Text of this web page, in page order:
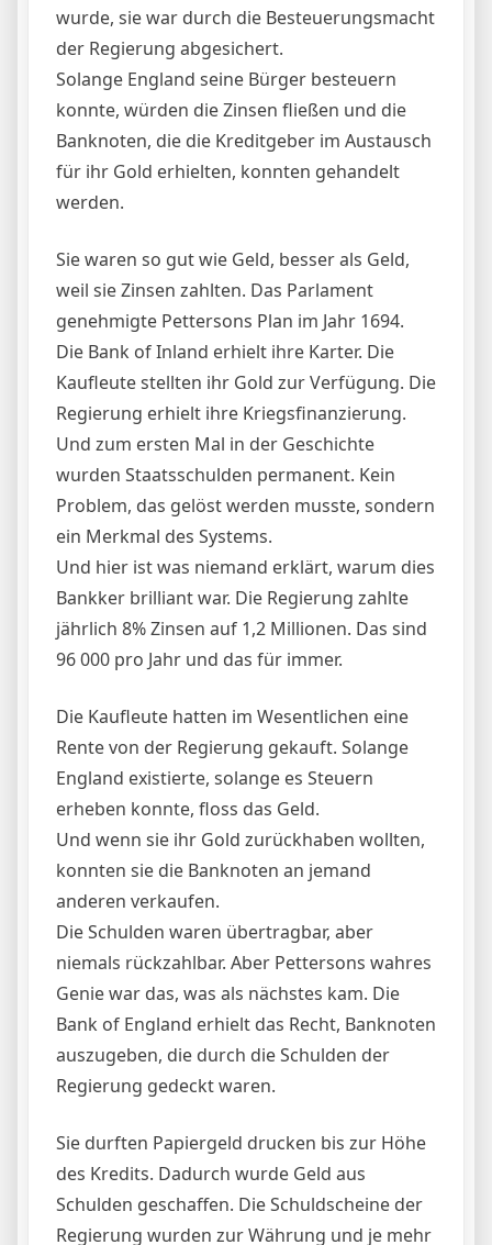
wurde, sie war durch die Besteuerungsmacht
der Regierung abgesichert.
Solange England seine Bürger besteuern
konnte, würden die Zinsen fließen und die
Banknoten, die die Kreditgeber im Austausch
für ihr Gold erhielten, konnten gehandelt
werden.
Sie waren so gut wie Geld, besser als Geld,
weil sie Zinsen zahlten. Das Parlament
genehmigte Pettersons Plan im Jahr 1694.
Die Bank of Inland erhielt ihre Karter. Die
Kaufleute stellten ihr Gold zur Verfügung. Die
Regierung erhielt ihre Kriegsfinanzierung.
Und zum ersten Mal in der Geschichte
wurden Staatsschulden permanent. Kein
Problem, das gelöst werden musste, sondern
ein Merkmal des Systems.
Und hier ist was niemand erklärt, warum dies
Bankker brilliant war. Die Regierung zahlte
jährlich 8% Zinsen auf 1,2 Millionen. Das sind
96 000 pro Jahr und das für immer.
Die Kaufleute hatten im Wesentlichen eine
Rente von der Regierung gekauft. Solange
England existierte, solange es Steuern
erheben konnte, floss das Geld.
Und wenn sie ihr Gold zurückhaben wollten,
konnten sie die Banknoten an jemand
anderen verkaufen.
Die Schulden waren übertragbar, aber
niemals rückzahlbar. Aber Pettersons wahres
Genie war das, was als nächstes kam. Die
Bank of England erhielt das Recht, Banknoten
auszugeben, die durch die Schulden der
Regierung gedeckt waren.
Sie durften Papiergeld drucken bis zur Höhe
des Kredits. Dadurch wurde Geld aus
Schulden geschaffen. Die Schuldscheine der
Regierung wurden zur Währung und je mehr